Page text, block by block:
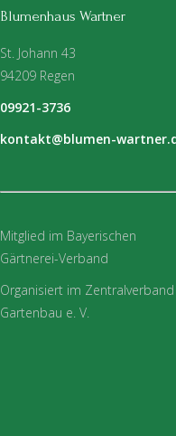
Blumenhaus Wartner
St. Johann 43
94209 Regen
09921-3736
kontakt@blumen-
Mitglied im Bayerischen
Gärtnerei-Verband
Organisiert im Zentralverband
Gartenbau e. V.